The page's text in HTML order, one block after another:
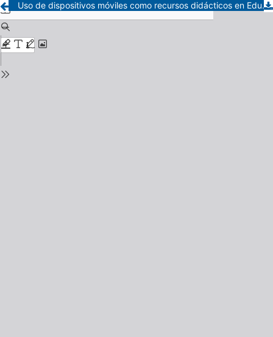
Uso de dispositivos móviles como recursos didácticos en Educación Secundaria: beneficios, desafíos y percepciones del profesorado